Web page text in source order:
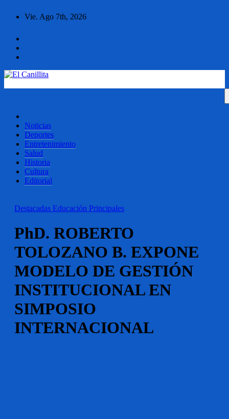
Vie. Ago 7th, 2026
Noticias
Deportes
Entretenimiento
Salud
Historia
Cultura
Editorial
Destacadas Educación Principales
PhD. ROBERTO
TOLOZANO B. EXPONE
MODELO DE GESTIÓN
INSTITUCIONAL EN
SIMPOSIO
INTERNACIONAL